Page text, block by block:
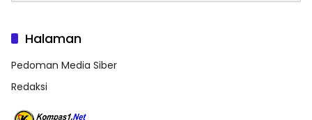
Halaman
Pedoman Media Siber
Redaksi